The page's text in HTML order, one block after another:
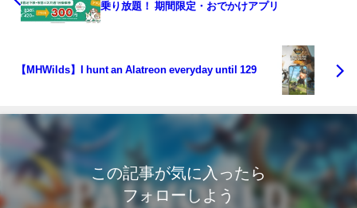
乗り放題！ 期間限定・おでかけアプリ
【MHWilds】I hunt an Alatreon everyday until 129
この記事が気に入ったら
フォローしよう